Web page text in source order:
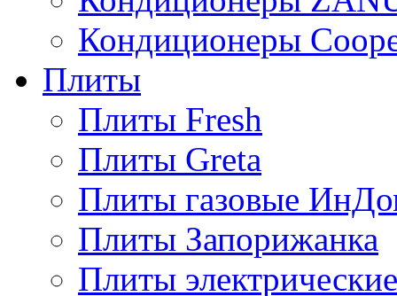
Кондиционеры
Плиты
Плиты Fresh
Плиты Greta
Плиты газовые
Плиты Запорижанка
Плиты